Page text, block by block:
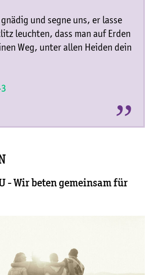
und segne uns, er lasse
leuchten, dass man auf Erden
Weg, unter allen Heiden dein
„
- Wir beten gemeinsam für